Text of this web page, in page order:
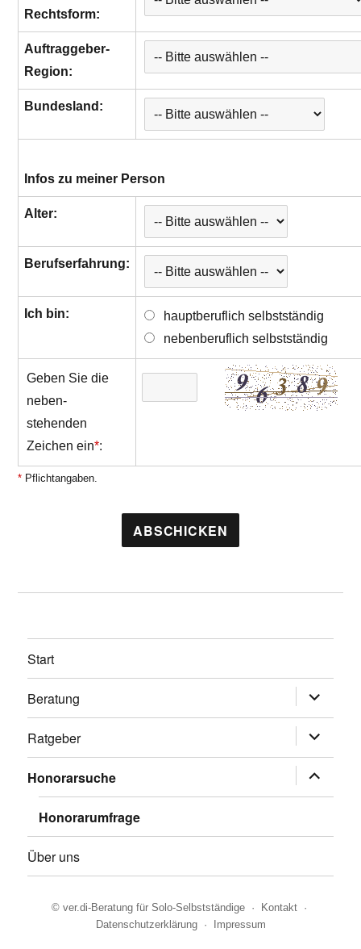
Rechtsform:
Auftraggeber-
Region:
Bundesland:
Infos zu meiner Person
Alter:
Berufserfahrung:
Ich bin:
hauptberuflich selbstständig
nebenberuflich selbstständig
Geben Sie die
neben-
stehenden
Zeichen ein*:
* Pflichtangaben.
Start
Beratung
anzeigen
Ratgeber
anzeigen
Honorarsuche
anzeigen
Honorarumfrage
Über uns
© ver.di-Beratung für Solo-Selbstständige· Kontakt·
Datenschutzerklärung· Impressum